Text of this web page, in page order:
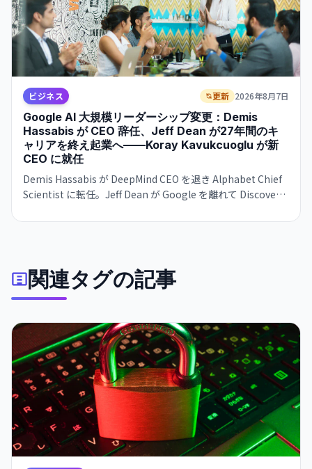
ビジネス 更新 2026年8月7日
Google AI 大規模リーダーシップ変更：Demis
Hassabis が CEO 辞任、Jeff Dean が27年間のキ
ャリアを終え起業へ——Koray Kavukcuoglu が新
CEO に就任
Demis Hassabis が DeepMind CEO を退き Alphabet Chief
Scientist に転任。Jeff Dean が Google を離れて Discovery
人材の同時流出が進む。
関連タグの記事